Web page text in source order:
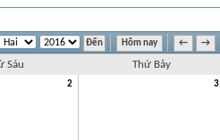
Hôm nay ← →
Sáu Thứ Bảy
2 3